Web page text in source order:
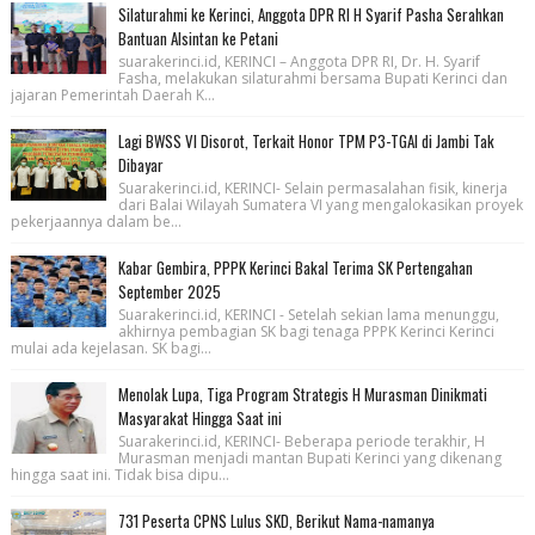
Silaturahmi ke Kerinci, Anggota DPR RI H Syarif Pasha Serahkan
Bantuan Alsintan ke Petani
suarakerinci.id, KERINCI – Anggota DPR RI, Dr. H. Syarif
Fasha, melakukan silaturahmi bersama Bupati Kerinci dan
jajaran Pemerintah Daerah K...
Lagi BWSS VI Disorot, Terkait Honor TPM P3-TGAI di Jambi Tak
Dibayar
Suarakerinci.id, KERINCI- Selain permasalahan fisik, kinerja
dari Balai Wilayah Sumatera VI yang mengalokasikan proyek
pekerjaannya dalam be...
Kabar Gembira, PPPK Kerinci Bakal Terima SK Pertengahan
September 2025
Suarakerinci.id, KERINCI - Setelah sekian lama menunggu,
akhirnya pembagian SK bagi tenaga PPPK Kerinci Kerinci
mulai ada kejelasan. SK bagi...
Menolak Lupa, Tiga Program Strategis H Murasman Dinikmati
Masyarakat Hingga Saat ini
Suarakerinci.id, KERINCI- Beberapa periode terakhir, H
Murasman menjadi mantan Bupati Kerinci yang dikenang
hingga saat ini. Tidak bisa dipu...
731 Peserta CPNS Lulus SKD, Berikut Nama-namanya